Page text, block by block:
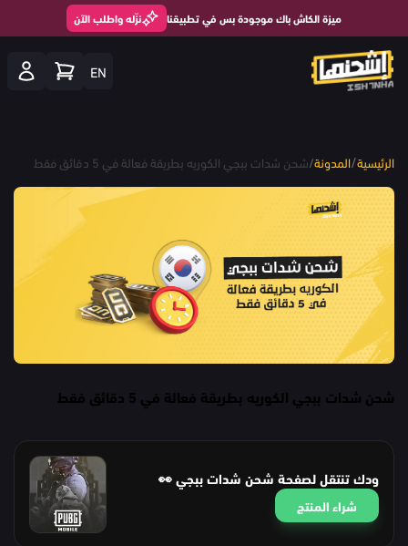
ميزة الكاش باك موجودة بس في تطبيقنا نزّله واطلب الآن
EN
الرئيسية/المدونة/شحن شدات ببجي الكوريه بطريقة فعالة في 5 دقائق فقط
شحن شدات ببجي الكوريه بطريقة فعالة في 5 دقائق فقط
ودك تنتقل لصفحة شحن شدات ببجي 👀
شراء المنتج